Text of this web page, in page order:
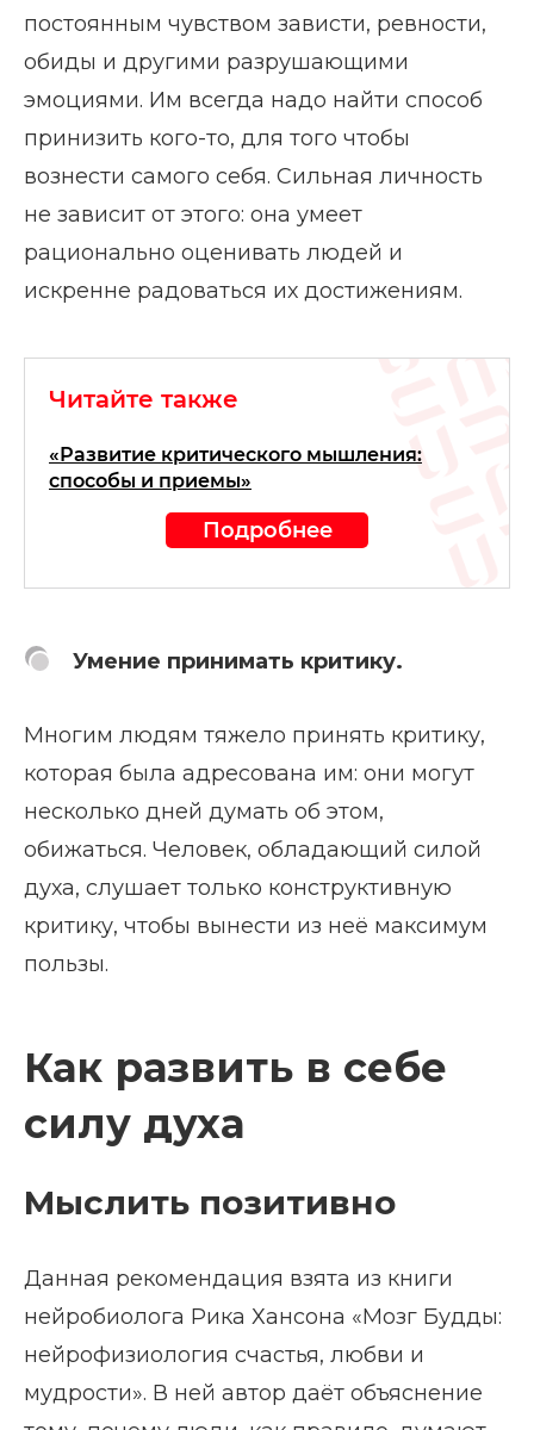
постоянным чувством зависти, ревности,
обиды и другими разрушающими
эмоциями. Им всегда надо найти способ
принизить кого-то, для того чтобы
вознести самого себя. Сильная личность
не зависит от этого: она умеет
рационально оценивать людей и
искренне радоваться их достижениям.
Читайте также
«Развитие критического мышления:
способы и приемы»
Подробнее
Умение принимать критику.
Многим людям тяжело принять критику,
которая была адресована им: они могут
несколько дней думать об этом,
обижаться. Человек, обладающий силой
духа, слушает только конструктивную
критику, чтобы вынести из неё максимум
пользы.
Как развить в себе
силу духа
Мыслить позитивно
Данная рекомендация взята из книги
нейробиолога Рика Хансона «Мозг Будды:
нейрофизиология счастья, любви и
мудрости». В ней автор даёт объяснение